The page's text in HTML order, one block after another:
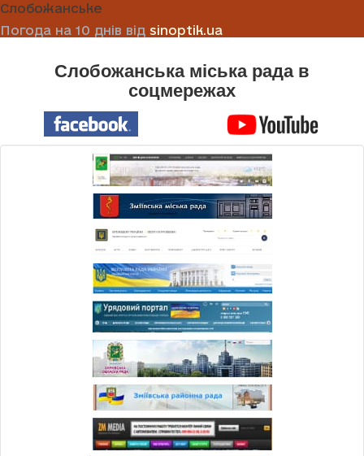
Слобожанське
Погода на 10 днів від sinoptik.ua
Слобожанська міська рада в
соцмережах